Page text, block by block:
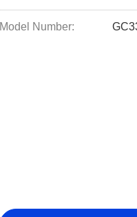
Model Number: